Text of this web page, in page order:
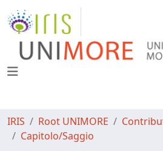
IRIS Root UNIMORE
Capitolo/Saggio